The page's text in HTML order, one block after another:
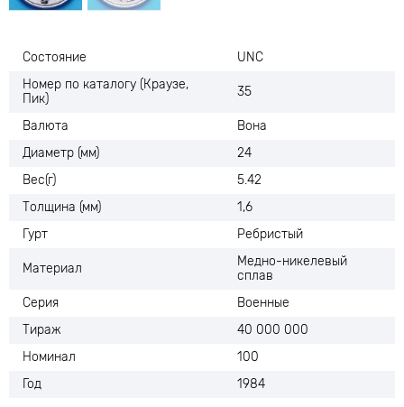
Состояние
UNC
Номер по каталогу (Краузе,
Пик)
35
Валюта
Вона
Диаметр (мм)
24
Вес(г)
5.42
Толщина (мм)
1,6
Гурт
Ребристый
Материал
Медно-никелевый
сплав
Серия
Военные
Тираж
40 000 000
Номинал
100
Год
1984